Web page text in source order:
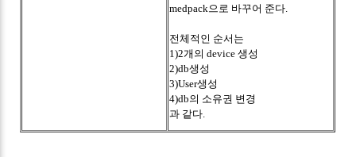
medpack으로 바꾸어 준다.
전체적인 순서는
1)2개의 device 생성
2)db생성
3)User생성
4)db의 소유권 변경
과 같다.